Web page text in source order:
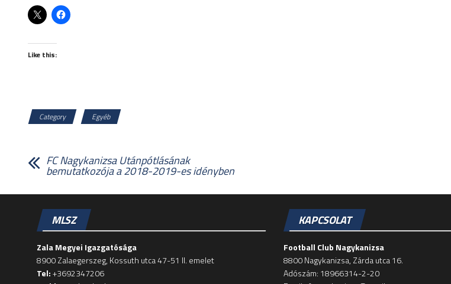
Like this:
Category Egyéb
FC Nagykanizsa Utánpótlásának
bemutatkozója a 2018-2019-es idényben
MLSZ
Zala Megyei Igazgatósága
8900 Zalaegerszeg, Kossuth utca 47-51 II. emelet
Tel:+3692347206
KAPCSOLAT
Football Club Nagykanizsa
8800 Nagykanizsa, Zárda utca 16.
Adószám: 18966314-2-20